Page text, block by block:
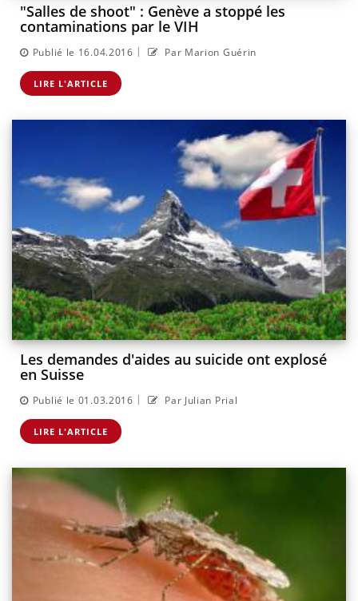
"Salles de shoot" : Genève a stoppé les
contaminations par le VIH
Publié le 16.04.2016 | Par Marion Guérin
LIRE L'ARTICLE
Les demandes d'aides au suicide ont explosé
en Suisse
Publié le 01.03.2016 | Par Julian Prial
LIRE L'ARTICLE